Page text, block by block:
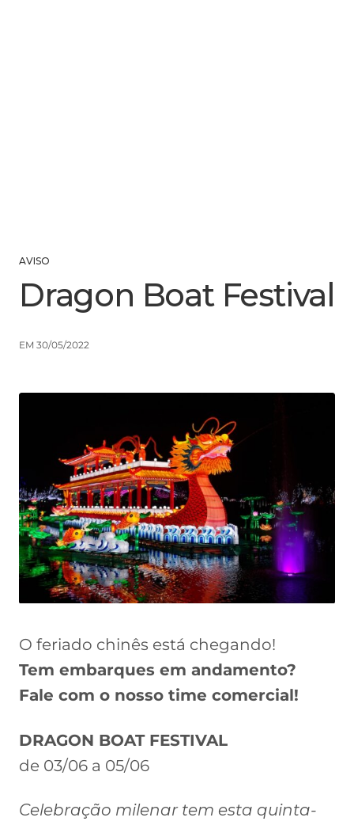
AVISO
Dragon Boat Festival
EM 30/05/2022
O feriado chinês está chegando!
Tem embarques em andamento?
Fale com o nosso time comercial!
DRAGON BOAT FESTIVAL
de 03/06 a 05/06
Celebração milenar tem esta quinta-